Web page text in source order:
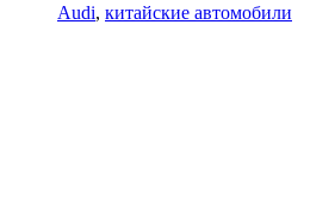
Audi, китайские автомобили